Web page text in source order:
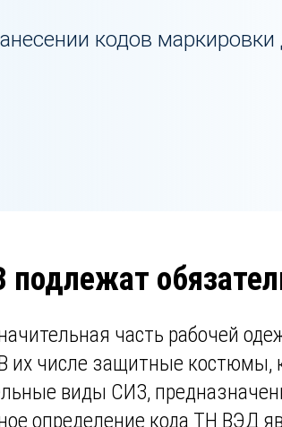
кодов
часть рабочей
числе защитные костюмы,
виды СИЗ,
определение кода ТН ВЭД